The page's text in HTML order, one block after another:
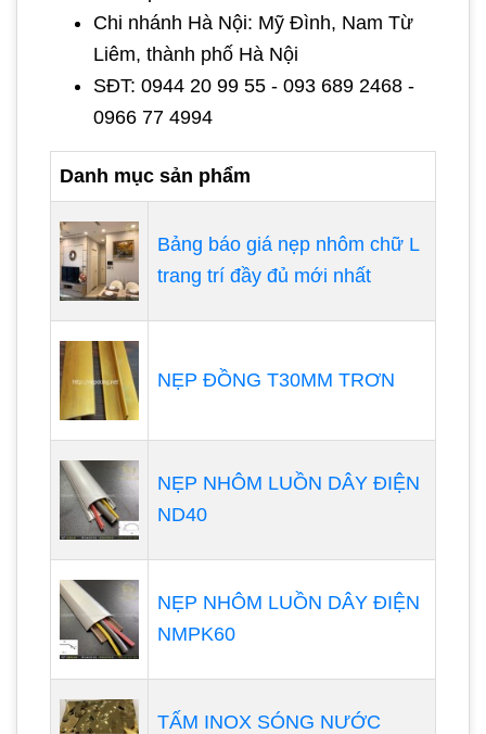
Chi nhánh Hà Nội: Mỹ Đình, Nam Từ
Liêm, thành phố Hà Nội
SĐT: 0944 20 99 55 - 093 689 2468 -
0966 77 4994
Danh mục sản phẩm
Bảng báo giá nẹp nhôm chữ L
trang trí đầy đủ mới nhất
NẸP ĐỒNG T30MM TRƠN
NẸP NHÔM LUỒN DÂY ĐIỆN
ND40
NẸP NHÔM LUỒN DÂY ĐIỆN
NMPK60
TẤM INOX SÓNG NƯỚC